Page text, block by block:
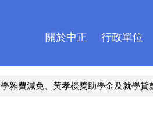
關於中正 行政單位
學雜費減免、黃孝棪獎助學金及就學貸